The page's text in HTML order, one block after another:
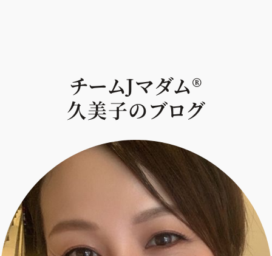
50代なに着てる？
ファッション特集
エイジングケア
50代ベストコスメ
ヘルスケアTOPICS
ストレッチ・エクササイズ
ダイエット
50代健康のお悩み
ライフスタイル
住まい
旅行＆グルメ
カルチャー
50代のお悩み
エクラ 華組メンバー一覧
エクラ 華組ランキング
チームJマダム
チームJマダムメンバー一覧
チームJマダムランキング
チームJマダム特集
編集長コラム
あら、素敵☆ 手帖
占い
イヴルルド遙華の12星座占い
試し読み
チームJマダム®︎
久美子のブログ